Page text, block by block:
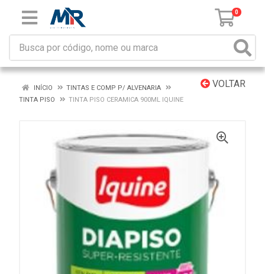
0
VOLTAR
INÍCIO
TINTAS E COMP P/ ALVENARIA
TINTA PISO
TINTA PISO CERAMICA 900ML IQUINE